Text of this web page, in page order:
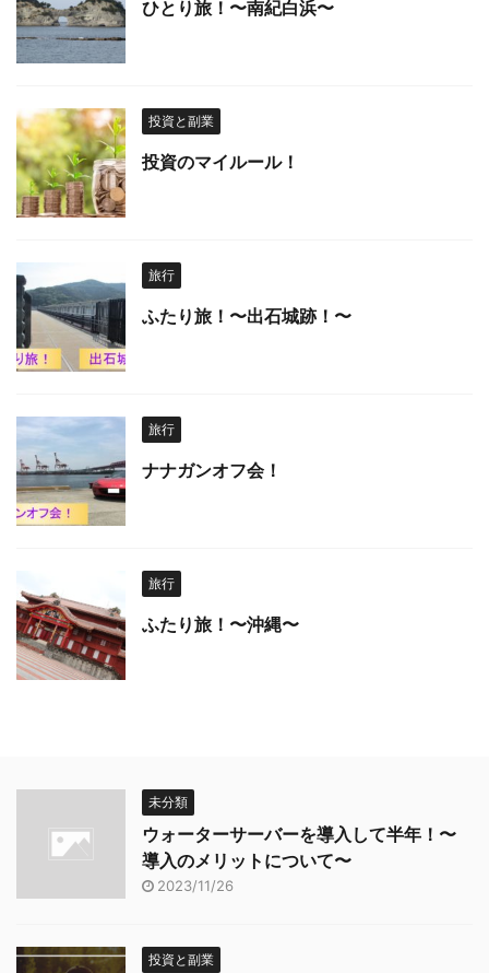
ひとり旅！〜南紀白浜〜
投資と副業
投資のマイルール！
旅行
ふたり旅！〜出石城跡！〜
旅行
ナナガンオフ会！
旅行
ふたり旅！〜沖縄〜
未分類
ウォーターサーバーを導入して半年！〜
導入のメリットについて〜
2023/11/26
投資と副業